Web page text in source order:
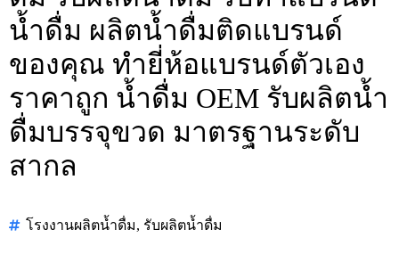
น้ำดื่ม ผลิตน้ำดื่มติดแบรนด์
ของคุณ ทำยี่ห้อแบรนด์ตัวเอง
ราคาถูก น้ำดื่ม OEM รับผลิตน้ำ
ดื่มบรรจุขวด มาตรฐานระดับ
สากล
โรงงานผลิตน้ำดื่ม, รับผลิตน้ำดื่ม